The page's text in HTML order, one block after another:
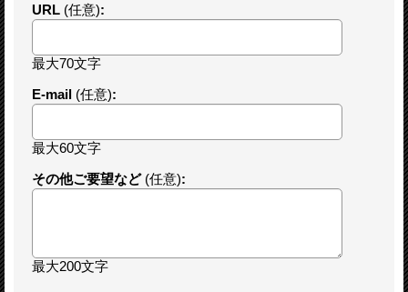
URL (任意):
最大70文字
E-mail (任意):
最大60文字
その他ご要望など (任意):
最大200文字